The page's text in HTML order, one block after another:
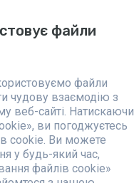
Контакти
Про нас
Преса
файли
файли
чудову взаємодію з
веб-сайті. Натискаючи
ви погоджуєтесь
cookie. Ви можете
у будь-який час,
файлів cookie»